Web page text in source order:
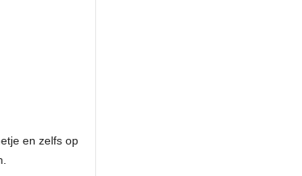
en zelfs op